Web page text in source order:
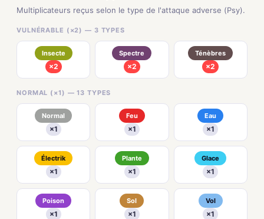
Multiplicateurs reçus selon le type de l'attaque adverse (Psy).
VULNÉRABLE (×2) — 3 TYPES
Insecte
×2
Spectre
×2
Ténèbres
×2
NORMAL (×1) — 13 TYPES
Normal
×1
Feu
×1
Eau
×1
Électrik
×1
Plante
×1
Glace
×1
Poison
×1
Sol
×1
Vol
×1